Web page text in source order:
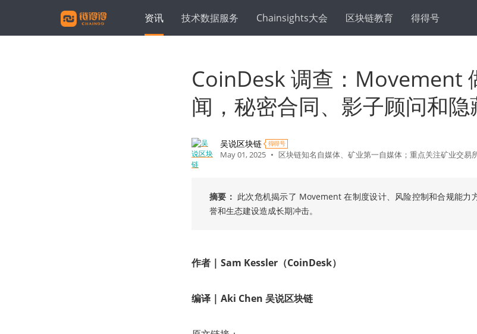
资讯 技术数据服务 Chainsights大会 区块链教育 得得号
CoinDesk 调查：Movement
闻，秘密合同、影子顾问和隐
吴说区块链 得得号
May 01, 2025 • 区块链知名自媒体、矿业第一自媒体；重点关注矿业交易
摘要： 此次危机揭示了 Movement 在制度设计、风险控制和合规能力
誉和生态建设造成长期冲击。
作者 | Sam Kessler（CoinDesk）
编译 | Aki Chen 吴说区块链